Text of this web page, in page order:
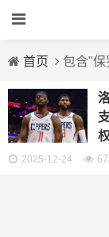
首页 包含"保
2025-12-24